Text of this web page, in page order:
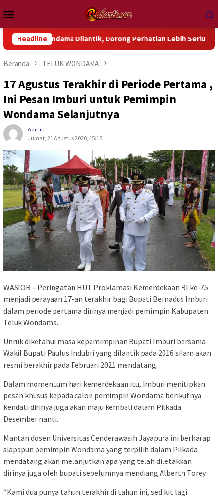
ke
kontenMobile
HeadlineDilantik, Dorong Perhatian Lebih Serius Terhadap Isu
Beranda TELUK WONDAMA
17 Agustus Terakhir di Periode Pertama ,
Ini Pesan Imburi untuk Pemimpin
Wondama Selanjutnya
Admin
Jumat, 21 Agustus 2020, 15:15
WASIOR – Peringatan HUT Proklamasi Kemerdekaan RI ke-75
menjadi perayaan 17-an terakhir bagi Bupati Bernadus Imburi
dalam periode pertama dirinya menjadi pemimpin Kabupaten
Teluk Wondama.
Unruk diketahui masa kepemimpinan Bupati Imburi bersama
Wakil Bupati Paulus Indubri yang dilantik pada 2016 silam akan
resmi berakhir pada Februari 2021 mendatang.
Dalam momentum hari kemerdekaan itu, Imburi menitipkan
pesan khusus kepada calon pemimpin Wondama berikutnya
kendati dirinya juga akan maju kembali dalam Pilkada
Desember nanti.
Mantan dosen Universitas Cenderawasih Jayapura ini berharap
siapapun pemimpin Wondama yang terpilih dalam Pilkada
mendatang akan melanjutkan apa yang telah diletakkan
dirinya juga oleh bupati sebelumnya mendiang Alberth Torey.
“Kami dua punya tahun terakhir di tahun ini, sedikit lagi